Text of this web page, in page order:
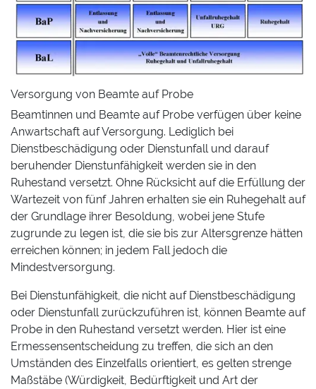
Versorgung von Beamte auf Probe
Beamtinnen und Beamte auf Probe verfügen über keine
Anwartschaft auf Versorgung. Lediglich bei
Dienstbeschädigung oder Dienstunfall und darauf
beruhender Dienstunfähigkeit werden sie in den
Ruhestand versetzt. Ohne Rücksicht auf die Erfüllung der
Wartezeit von fünf Jahren erhalten sie ein Ruhegehalt auf
der Grundlage ihrer Besoldung, wobei jene Stufe
zugrunde zu legen ist, die sie bis zur Altersgrenze hätten
erreichen können; in jedem Fall jedoch die
Mindestversorgung.
Bei Dienstunfähigkeit, die nicht auf Dienstbeschädigung
oder Dienstunfall zurückzuführen ist, können Beamte auf
Probe in den Ruhestand versetzt werden. Hier ist eine
Ermessensentscheidung zu treffen, die sich an den
Umständen des Einzelfalls orientiert, es gelten strenge
Maßstäbe (Würdigkeit, Bedürftigkeit und Art der